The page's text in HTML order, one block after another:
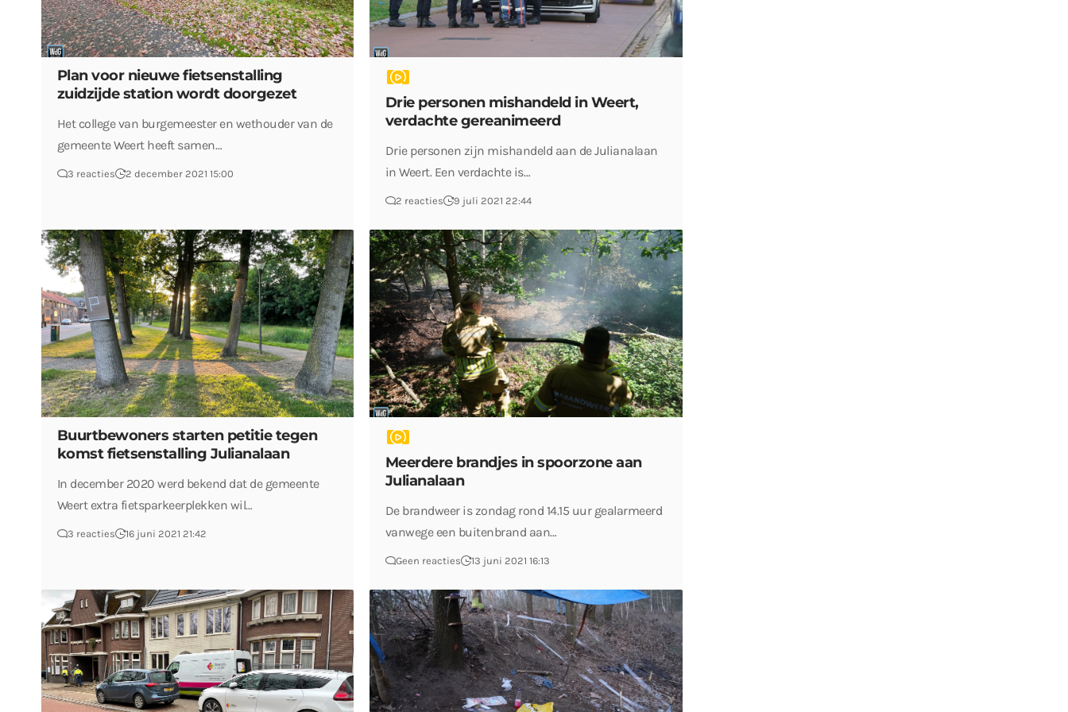
Plan voor nieuwe fietsenstalling
zuidzijde station wordt doorgezet
Het college van burgemeester en wethouder van de
gemeente Weert heeft samen…
3 reacties 2 december 2021 15:00
Drie personen mishandeld in Weert,
verdachte gereanimeerd
Drie personen zijn mishandeld aan de Julianalaan
in Weert. Een verdachte is…
2 reacties 9 juli 2021 22:44
Buurtbewoners starten petitie tegen
komst fietsenstalling Julianalaan
In december 2020 werd bekend dat de gemeente
Weert extra fietsparkeerplekken wil…
3 reacties 16 juni 2021 21:42
Meerdere brandjes in spoorzone aan
Julianalaan
De brandweer is zondag rond 14.15 uur gealarmeerd
vanwege een buitenbrand aan…
Geen reacties 13 juni 2021 16:13